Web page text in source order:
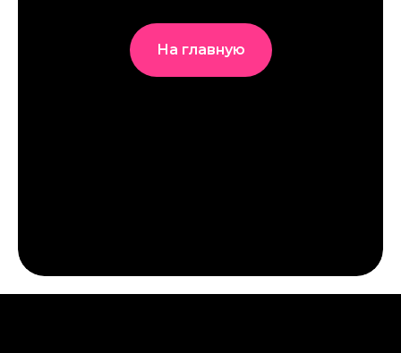
На главную